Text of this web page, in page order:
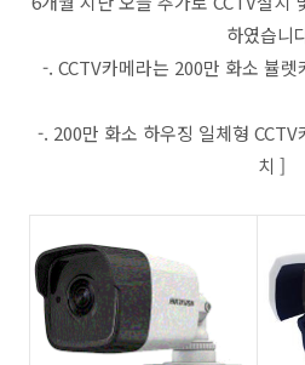
하였습니
-. CCTV카메라는 200만 화소 뷸
-. 200만 화소 하우징 일체형
치 ]